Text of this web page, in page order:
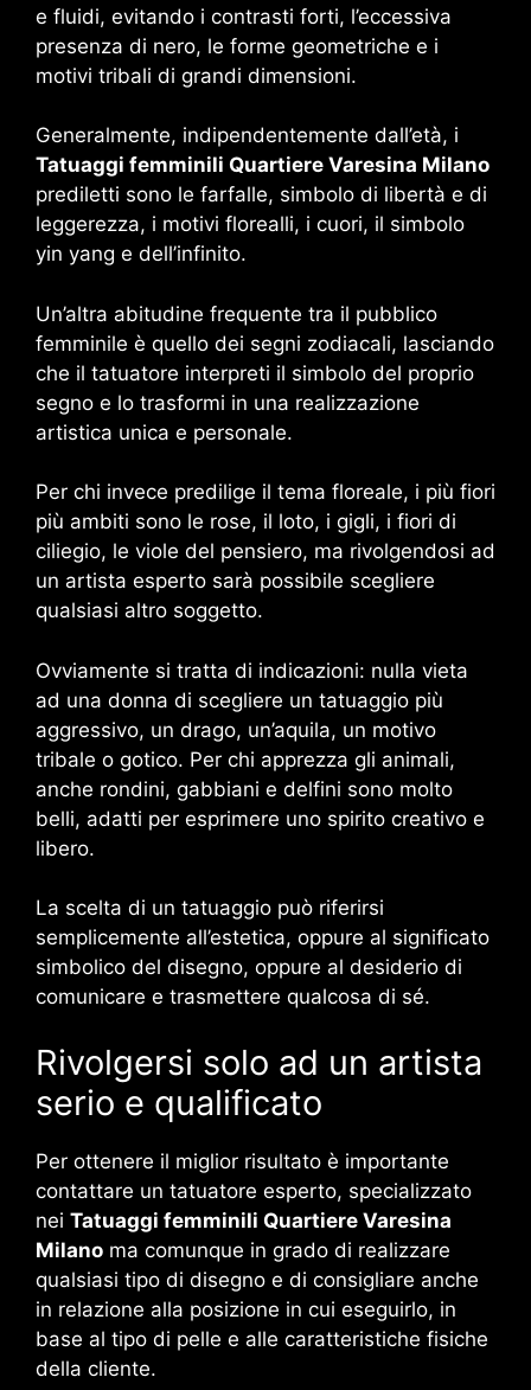
e fluidi, evitando i contrasti forti, l’eccessiva
presenza di nero, le forme geometriche e i
motivi tribali di grandi dimensioni.
Generalmente, indipendentemente dall’età, i
Tatuaggi femminili Quartiere Varesina Milano
prediletti sono le farfalle, simbolo di libertà e di
leggerezza, i motivi florealli, i cuori, il simbolo
yin yang e dell’infinito.
Un’altra abitudine frequente tra il pubblico
femminile è quello dei segni zodiacali, lasciando
che il tatuatore interpreti il simbolo del proprio
segno e lo trasformi in una realizzazione
artistica unica e personale.
Per chi invece predilige il tema floreale, i più fiori
più ambiti sono le rose, il loto, i gigli, i fiori di
ciliegio, le viole del pensiero, ma rivolgendosi ad
un artista esperto sarà possibile scegliere
qualsiasi altro soggetto.
Ovviamente si tratta di indicazioni: nulla vieta
ad una donna di scegliere un tatuaggio più
aggressivo, un drago, un’aquila, un motivo
tribale o gotico. Per chi apprezza gli animali,
anche rondini, gabbiani e delfini sono molto
belli, adatti per esprimere uno spirito creativo e
libero.
La scelta di un tatuaggio può riferirsi
semplicemente all’estetica, oppure al significato
simbolico del disegno, oppure al desiderio di
comunicare e trasmettere qualcosa di sé.
Rivolgersi solo ad un artista
serio e qualificato
Per ottenere il miglior risultato è importante
contattare un tatuatore esperto, specializzato
nei Tatuaggi femminili Quartiere Varesina
Milano ma comunque in grado di realizzare
qualsiasi tipo di disegno e di consigliare anche
in relazione alla posizione in cui eseguirlo, in
base al tipo di pelle e alle caratteristiche fisiche
della cliente.